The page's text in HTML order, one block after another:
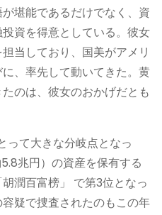
堪能であるだけでなく、資
資を得意としている。彼女
当しており、国美がアメリ
、率先して動いてきた。黄
のは、彼女のおかげだとも
って大きな分岐点となっ
兆円）の資産を保有する
潤百富榜」 で第3位となっ
疑で捜査されたのもこの年